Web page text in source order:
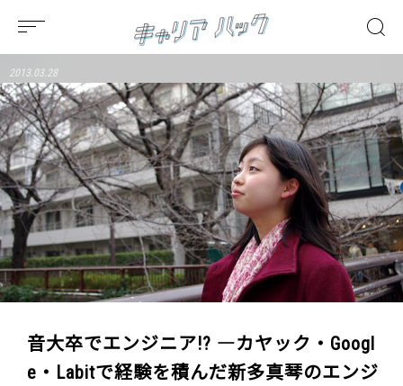
2013.03.28
音大卒でエンジニア!? ―カヤック・Googl
e・Labitで経験を積んだ新多真琴のエンジ